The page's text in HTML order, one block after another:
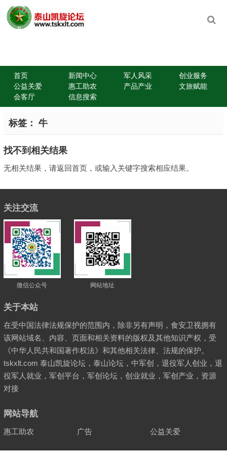
首页 新闻中心 军人风采
创业服务
公益关爱
惠工助农 产品产业
文旅赋能
会客厅
信息搜索
标签： 牛
找不到相关结果
无相关结果，请返回首页，或输入关键字搜索相应结果。
关注交流
微信公众号 网站地址
关于本站
在受中国法律法规保护的范围内，除非另有声明，食安卫视拥有
该网站域名、内容、页面和相关资料的版权及其他知识产权，受
《中华人民共和国著作权法》和其他相关法律、法规的保护。
tskxlt.com 泰山凯旋论坛，泰山论坛，中军创，退役军人创业，退
役军人就业，军创平台，军创论坛，创业就业，军创产业，资源
对接
网站导航
惠工助农 广告 公益关爱